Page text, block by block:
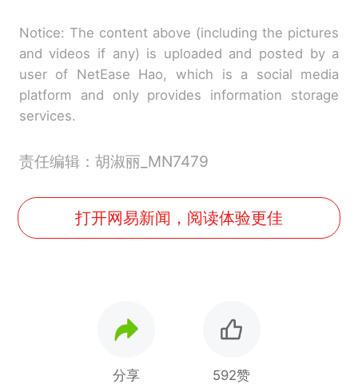
Notice: The content above (including the pictures
and videos if any) is uploaded and posted by a
user of NetEase Hao, which is a social media
platform and only provides information storage
services.
责任编辑：胡淑丽_MN7479
打开网易新闻，阅读体验更佳
分享 592赞